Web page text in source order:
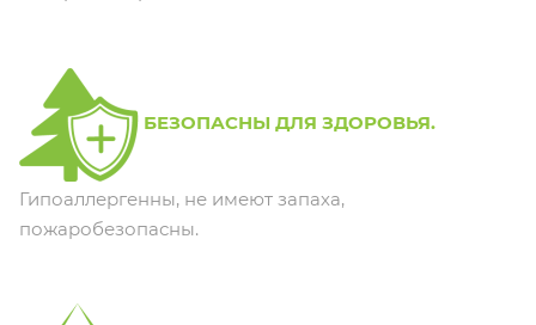
БЕЗОПАСНЫ ДЛЯ ЗДОРОВЬЯ.
Гипоаллергенны, не имеют запаха,
пожаробезопасны.